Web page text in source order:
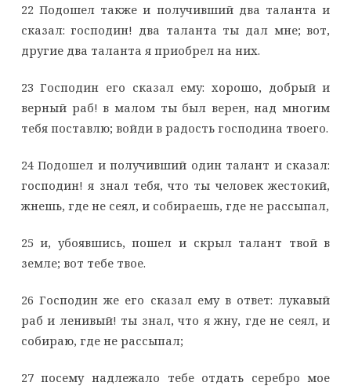
22 Подошел также и получивший два таланта и
сказал: господин! два таланта ты дал мне; вот,
другие два таланта я приобрел на них.
23 Господин его сказал ему: хорошо, добрый и
верный раб! в малом ты был верен, над многим
тебя поставлю; войди в радость господина твоего.
24 Подошел и получивший один талант и сказал:
господин! я знал тебя, что ты человек жестокий,
жнешь, где не сеял, и собираешь, где не рассыпал,
25 и, убоявшись, пошел и скрыл талант твой в
земле; вот тебе твое.
26 Господин же его сказал ему в ответ: лукавый
раб и ленивый! ты знал, что я жну, где не сеял, и
собираю, где не рассыпал;
27 посему надлежало тебе отдать серебро мое